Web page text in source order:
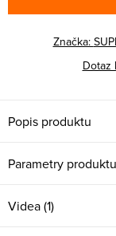
Značka:
Dotaz
Popis produktu
Parametry produktu
Videa (1)